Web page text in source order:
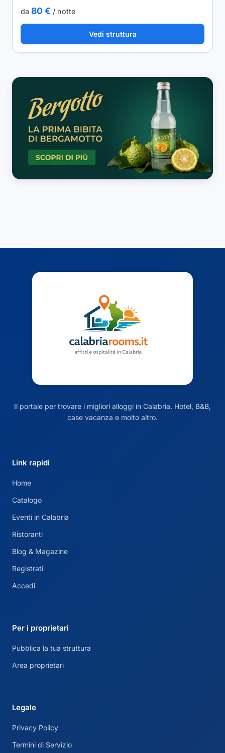
da 80 € / notte
Vedi struttura
Il portale per trovare i migliori alloggi in Calabria. Hotel, B&B,
case vacanza e molto altro.
Link rapidi
Home
Catalogo
Eventi in Calabria
Ristoranti
Blog & Magazine
Registrati
Accedi
Per i proprietari
Pubblica la tua struttura
Area proprietari
Legale
Privacy Policy
Termini di Servizio